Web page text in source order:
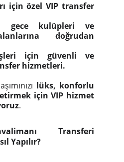
için özel VIP transfer
gece kulüpleri ve
doğrudan
için güvenli ve
hizmetleri.
lüks, konforlu
için VIP hizmet
.
Transferi
Yapılır?